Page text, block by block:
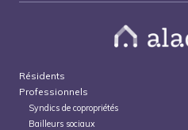
Résidents
Professionnels
Syndics de copropriétés
Bailleurs sociaux